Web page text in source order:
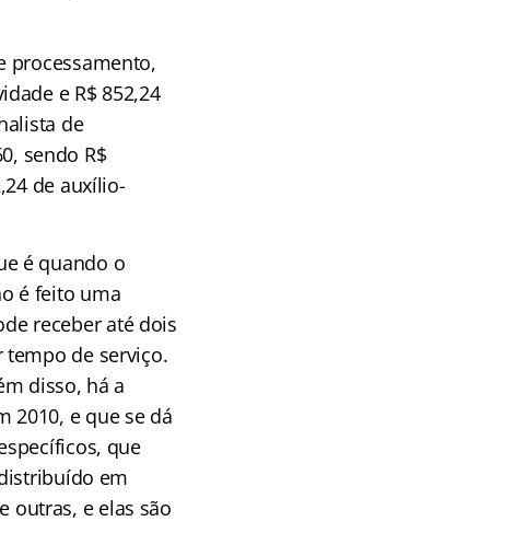
processamento,
e R$ 852,24
de
sendo R$
de auxílio-
é quando o
é feito uma
receber até dois
de serviço.
disso, há a
2010, e que se dá
que
em
outras, e elas são